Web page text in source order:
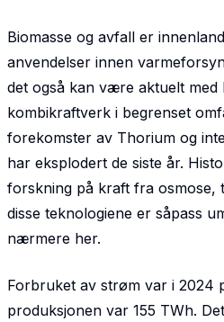
Biomasse og avfall er
anvendelser innen
det også kan være aktuelt med
kombikraftverk i begrenset
forekomster av Thorium og
har eksplodert de siste år.
forskning på kraft fra osmose,
disse teknologiene er såpass
nærmere her.
Forbruket av strøm var i 2024
produksjonen var 155 TWh.